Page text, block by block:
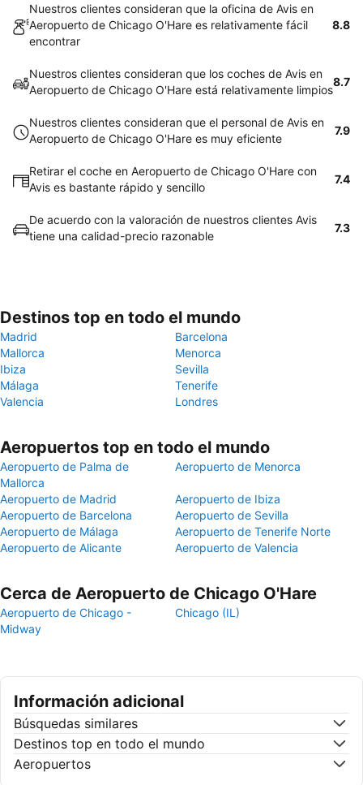
Nuestros clientes consideran que la oficina de Avis en
Aeropuerto de Chicago O'Hare es relativamente fácil
encontrar
8.8
Nuestros clientes consideran que los coches de Avis en
Aeropuerto de Chicago O'Hare está relativamente limpios
8.7
Nuestros clientes consideran que el personal de Avis en
Aeropuerto de Chicago O'Hare es muy eficiente
7.9
Retirar el coche en Aeropuerto de Chicago O'Hare con
Avis es bastante rápido y sencillo
7.4
De acuerdo con la valoración de nuestros clientes Avis
tiene una calidad-precio razonable
7.3
Destinos top en todo el mundo
Madrid
Barcelona
Mallorca
Menorca
Ibiza
Sevilla
Málaga
Tenerife
Valencia
Londres
Aeropuertos top en todo el mundo
Aeropuerto de Palma de
Mallorca
Aeropuerto de Menorca
Aeropuerto de Madrid
Aeropuerto de Ibiza
Aeropuerto de Barcelona
Aeropuerto de Sevilla
Aeropuerto de Málaga
Aeropuerto de Tenerife Norte
Aeropuerto de Alicante
Aeropuerto de Valencia
Cerca de Aeropuerto de Chicago O'Hare
Aeropuerto de Chicago -
Midway
Chicago (IL)
Información adicional
Búsquedas similares
Destinos top en todo el mundo
Aeropuertos